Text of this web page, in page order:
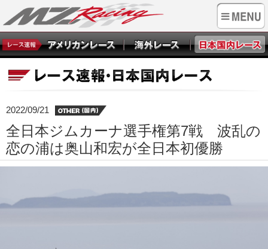
2022/09/21
全日本ジムカーナ選手権第7戦 波乱の
恋の浦は奥山和宏が全日本初優勝